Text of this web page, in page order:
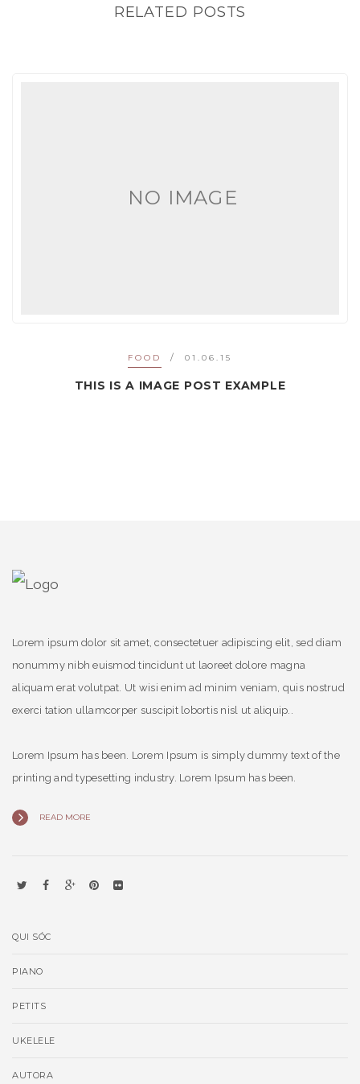
RELATED POSTS
NO IMAGE
FOOD 01.06.15
THIS IS A IMAGE POST EXAMPLE
Lorem ipsum dolor sit amet, consectetuer adipiscing elit, sed diam
nonummy nibh euismod tincidunt ut laoreet dolore magna
aliquam erat volutpat. Ut wisi enim ad minim veniam, quis nostrud
exerci tation ullamcorper suscipit lobortis nisl ut aliquip..
Lorem Ipsum has been. Lorem Ipsum is simply dummy text of the
printing and typesetting industry. Lorem Ipsum has been.
READ MORE
QUI SÓC
PIANO
PETITS
UKELELE
AUTORA